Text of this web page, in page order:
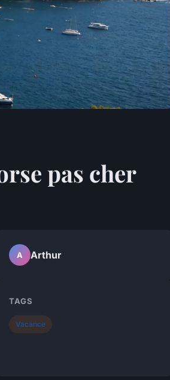
pas cher
A Arthur
TAGS
Vacance